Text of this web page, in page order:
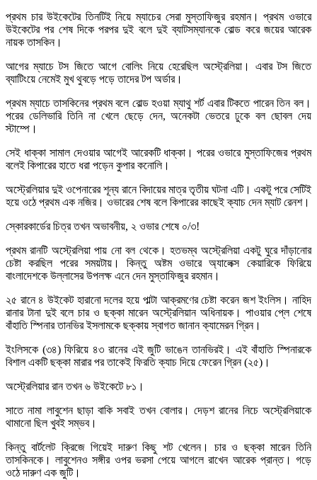
প্রথম চার উইকেটের তিনটিই নিয়ে ম্যাচের সেরা মুস্তাফিজুর রহমান। প্রথম ওভারে
উইকেটের পর শেষ দিকে পরপর দুই বলে দুই ব্যাটসম্যানকে বোল্ড করে জয়ের আরেক
নায়ক তাসকিন।
আগের ম্যাচে টস জিতে আগে বোলিং নিয়ে হেরেছিল অস্ট্রেলিয়া। এবার টস জিতে
ব্যাটিংয়ে নেমেই মুখ থুবড়ে পড়ে তাদের টপ অর্ডার।
প্রথম ম্যাচে তাসকিনের প্রথম বলে বোল্ড হওয়া ম্যাথু শর্ট এবার টিকতে পারেন তিন বল।
পরের ডেলিভারি তিনি না খেলে ছেড়ে দেন, অনেকটা ভেতরে ঢুকে বল ছোবল দেয়
স্টাম্পে।
সেই ধাক্কা সামাল দেওয়ার আগেই আরেকটি ধাক্কা। পরের ওভারে মুস্তাফিজের প্রথম
বলেই কিপারের হাতে ধরা পড়েন কুপার কনোলি।
অস্ট্রেলিয়ার দুই ওপেনারের শূন্য রানে বিদায়ের মাত্র তৃতীয় ঘটনা এটি। একটু পরে সেটিই
হয়ে ওঠে প্রথম এক নজির। ওভারের শেষ বলে কিপারের কাছেই ক্যাচ দেন ম্যাট রেনশ।
স্কোরকার্ডের চিত্র তখন অভাবনীয়, ২ ওভার শেষে ০/৩!
প্রথম রানটি অস্ট্রেলিয়া পায় নো বল থেকে। হতভম্ব অস্ট্রেলিয়া একটু ঘুরে দাঁড়ানোর
চেষ্টা করছিল পরের সময়টায়। কিন্তু অষ্টম ওভারে অ্যালেক্স কেয়ারিকে ফিরিয়ে
বাংলাদেশকে উল্লাসের উপলক্ষ এনে দেন মুস্তাফিজুর রহমান।
২৫ রানে ৪ উইকেট হারানো দলের হয়ে পাল্টা আক্রমণের চেষ্টা করেন জশ ইংলিস। নাহিদ
রানার টানা দুই বলে চার ও ছক্কা মারেন অস্ট্রেলিয়ান অধিনায়ক। পাওয়ার প্লে শেষে
বাঁহাতি স্পিনার তানভির ইসলামকে ছক্কায় স্বাগত জানান ক্যামেরন গ্রিন।
ইংলিসকে (৩৪) ফিরিয়ে ৪৩ রানের এই জুটি ভাঙেন তানভিরই। এই বাঁহাতি স্পিনারকে
বিশাল একটি ছক্কা মারার পর তাকেই ফিরতি ক্যাচ দিয়ে ফেরেন গ্রিন (২৫)।
অস্ট্রেলিয়ার রান তখন ৬ উইকেটে ৮১।
সাতে নামা লাবুশেন ছাড়া বাকি সবাই তখন বোলার। দেড়শ রানের নিচে অস্ট্রেলিয়াকে
থামানো ছিল খুবই সম্ভব।
কিন্তু বার্টলেট ক্রিজে গিয়েই দারুণ কিছু শট খেলেন। চার ও ছক্কা মারেন তিনি
তাসকিনকে। লাবুশেনও সঙ্গীর ওপর ভরসা পেয়ে আগলে রাখেন আরেক প্রান্ত। গড়ে
ওঠে দারুণ এক জুটি।